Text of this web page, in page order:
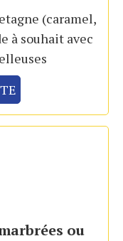
(caramel,
à souhait avec
ou